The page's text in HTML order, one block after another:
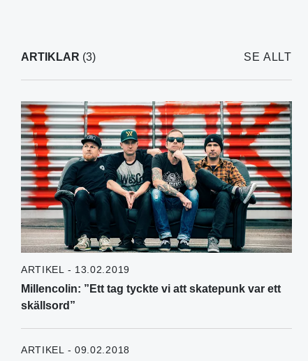
ARTIKLAR (3) SE ALLT
ARTIKEL - 13.02.2019
Millencolin: ”Ett tag tyckte vi att skatepunk var ett
skällsord”
ARTIKEL - 09.02.2018